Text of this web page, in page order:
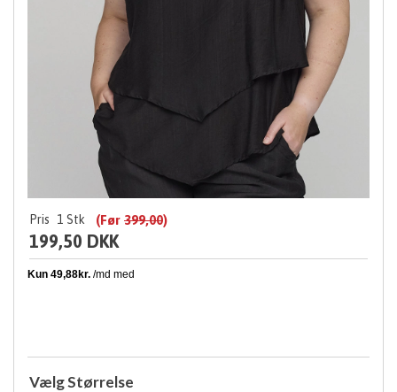
Pris 1 Stk (Før 399,00)
199,50 DKK
Vælg Størrelse